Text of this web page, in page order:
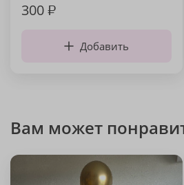
300₽
Добавить
Вам может